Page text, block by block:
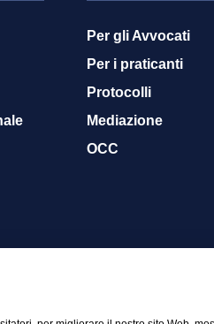
Per gli Avvocati
Per i praticanti
Protocolli
Mediazione
OCC